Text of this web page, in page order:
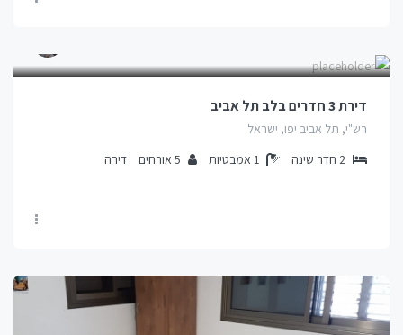
דירת 3 חדרים בלב תל אביב
רש"י, תל אביב יפו, ישראל
2 חדר שינה 1 אמבטיות 5 אורחים דירה